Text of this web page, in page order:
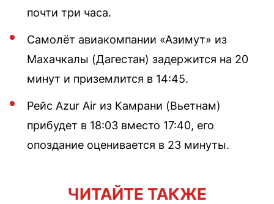
почти три часа.
Самолёт авиакомпании «Азимут» из
Махачкалы (Дагестан) задержится на 20
минут и приземлится в 14:45.
Рейс Azur Air из Камрани (Вьетнам)
прибудет в 18:03 вместо 17:40, его
опоздание оценивается в 23 минуты.
ЧИТАЙТЕ ТАКЖЕ